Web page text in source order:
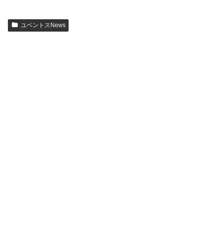
ユベントスNews